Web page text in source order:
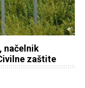
načelnik
zaštite